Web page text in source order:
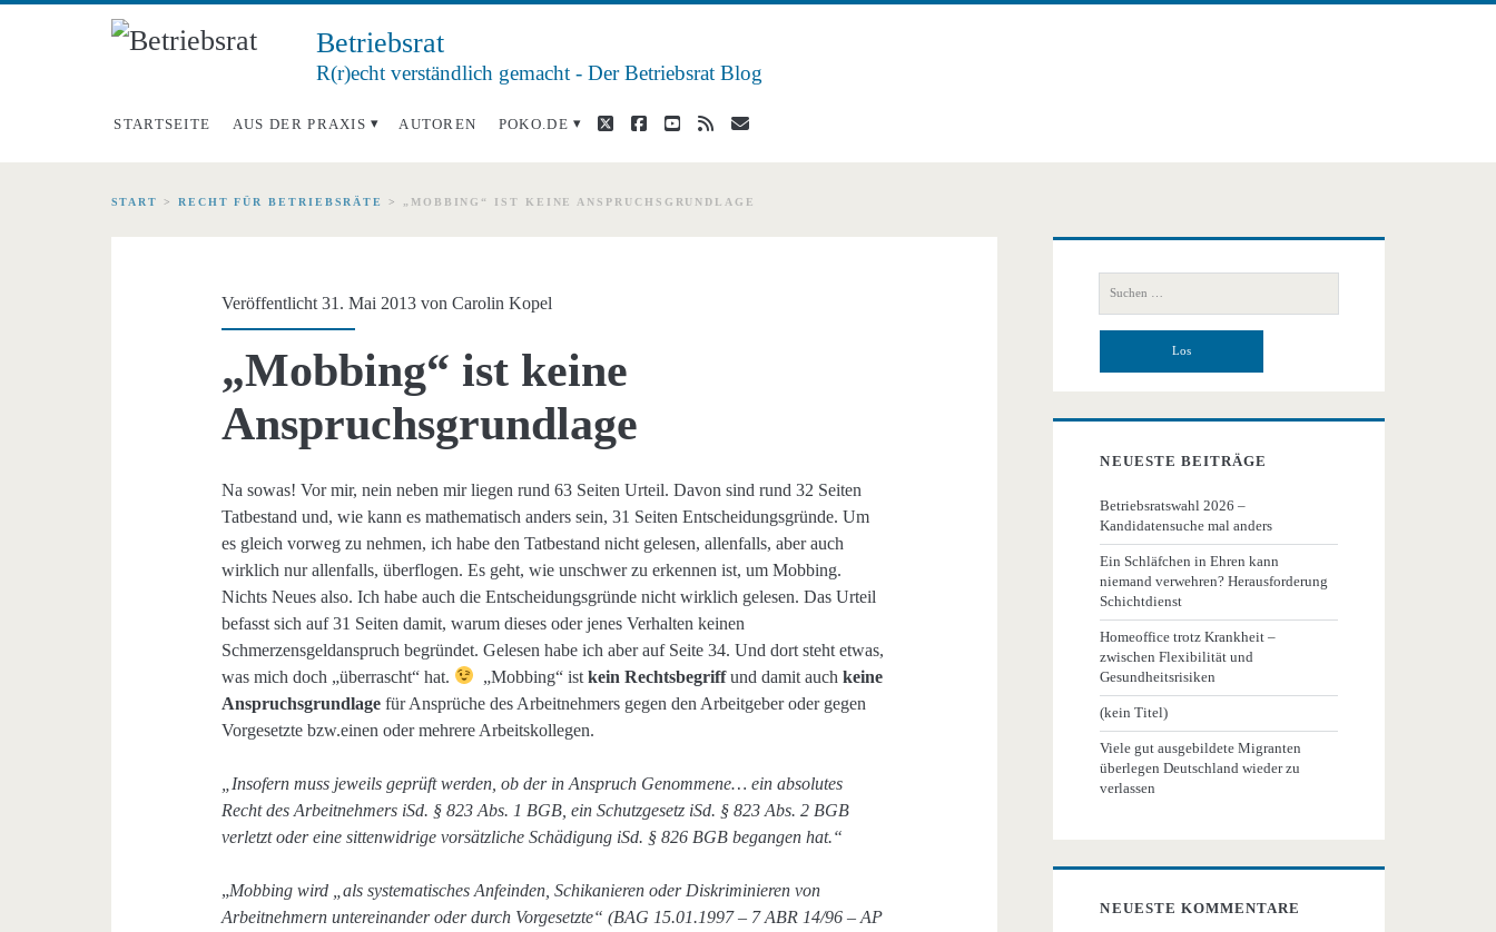
Betriebsrat
R(r)echt verständlich gemacht - Der Betriebsrat Blog
STARTSEITE AUS DER PRAXIS AUTOREN POKO.DE twitterfacebook
youtube
rss E-
Mail
START > RECHT FÜR BETRIEBSRÄTE > „MOBBING“ IST KEINE ANSPRUCHSGRUNDLAGE
Veröffentlicht 31. Mai 2013 vonCarolin Kopel
„Mobbing“ ist keine
Anspruchsgrundlage
Na sowas! Vor mir, nein neben mir liegen rund 63 Seiten Urteil. Davon sind rund 32 Seiten
Tatbestand und, wie kann es mathematisch anders sein, 31 Seiten Entscheidungsgründe. Um
es gleich vorweg zu nehmen, ich habe den Tatbestand nicht gelesen, allenfalls, aber auch
wirklich nur allenfalls, überflogen. Es geht, wie unschwer zu erkennen ist, um Mobbing.
Nichts Neues also. Ich habe auch die Entscheidungsgründe nicht wirklich gelesen. Das Urteil
befasst sich auf 31 Seiten damit, warum dieses oder jenes Verhalten keinen
Schmerzensgeldanspruch begründet. Gelesen habe ich aber auf Seite 34. Und dort steht etwas,
was mich doch „überrascht“ hat.
„Mobbing“ ist kein Rechtsbegriffund damit auchkeine
Anspruchsgrundlage für Ansprüche des Arbeitnehmers gegen den Arbeitgeber oder gegen
Vorgesetzte bzw.einen oder mehrere Arbeitskollegen.
„Insofern muss jeweils geprüft werden, ob der in Anspruch Genommene… ein absolutes
Recht des Arbeitnehmers iSd. § 823 Abs. 1 BGB, ein Schutzgesetz iSd. § 823 Abs. 2 BGB
verletzt oder eine sittenwidrige vorsätzliche Schädigung iSd. § 826 BGB begangen hat.“
„Mobbing wird „als systematisches Anfeinden, Schikanieren oder Diskriminieren von
Arbeitnehmern untereinander oder durch Vorgesetzte“ (BAG 15.01.1997 – 7 ABR 14/96 – AP
Primäre
Seitenleiste
nach:
NEUESTE BEITRÄGE
Betriebsratswahl 2026 –
Kandidatensuche mal anders
Ein Schläfchen in Ehren kann
niemand verwehren? Herausforderung
Schichtdienst
Homeoffice trotz Krankheit –
zwischen Flexibilität und
Gesundheitsrisiken
(kein Titel)
Viele gut ausgebildete Migranten
überlegen Deutschland wieder zu
verlassen
NEUESTE KOMMENTARE